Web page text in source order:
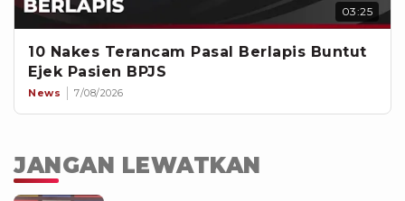
03:25
10 Nakes Terancam Pasal Berlapis Buntut
Ejek Pasien BPJS
News 7/08/2026
JANGAN LEWATKAN